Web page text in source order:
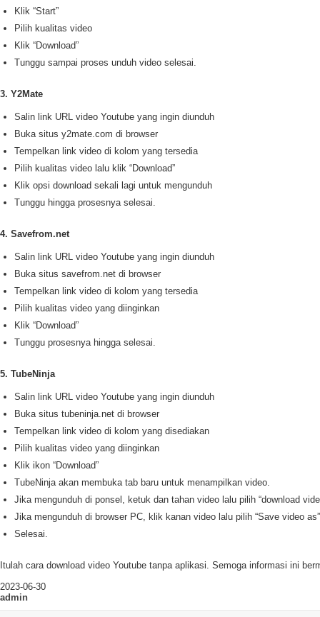
Klik “Start”
Pilih kualitas video
Klik “Download”
Tunggu sampai proses unduh video selesai.
3. Y2Mate
Salin link URL video Youtube yang ingin diunduh
Buka situs y2mate.com di browser
Tempelkan link video di kolom yang tersedia
Pilih kualitas video lalu klik “Download”
Klik opsi download sekali lagi untuk mengunduh
Tunggu hingga prosesnya selesai.
4. Savefrom.net
Salin link URL video Youtube yang ingin diunduh
Buka situs savefrom.net di browser
Tempelkan link video di kolom yang tersedia
Pilih kualitas video yang diinginkan
Klik “Download”
Tunggu prosesnya hingga selesai.
5. TubeNinja
Salin link URL video Youtube yang ingin diunduh
Buka situs tubeninja.net di browser
Tempelkan link video di kolom yang disediakan
Pilih kualitas video yang diinginkan
Klik ikon “Download”
TubeNinja akan membuka tab baru untuk menampilkan video.
Jika mengunduh di ponsel, ketuk dan tahan video lalu pilih “download
Jika mengunduh di browser PC, klik kanan video lalu pilih “Save video as”
Selesai.
Itulah cara download video Youtube tanpa aplikasi. Semoga informasi ini
2023-06-30
admin